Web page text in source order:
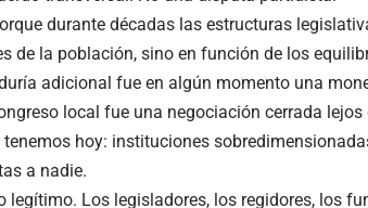
durante décadas las estructuras
de la población, sino en función de los
adicional fue en algún momento una
local fue una negociación cerrada
hoy: instituciones
a nadie.
legítimo. Los legisladores, los regidores, los